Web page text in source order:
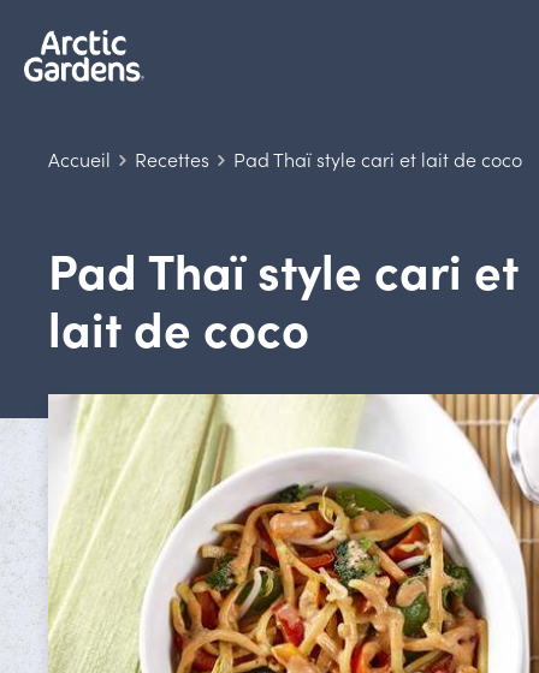
Accueil Recettes Pad Thaï style cari et lait de coco
Pad Thaï style cari et
lait de coco